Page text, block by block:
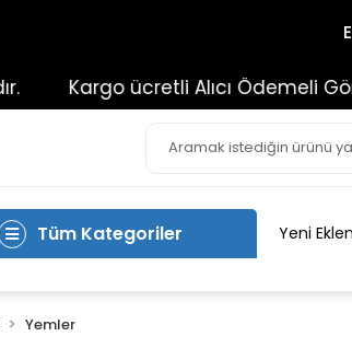
Kargo ücretli Alıcı Ödemeli
Tüm Kategoriler Yeni
Yemler